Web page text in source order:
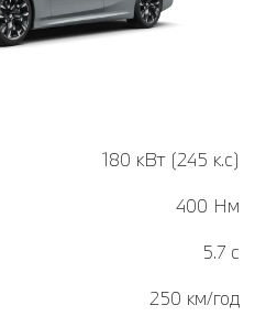
180 кВт (245 к.с)
400 Нм
5.7 с
250 км/год